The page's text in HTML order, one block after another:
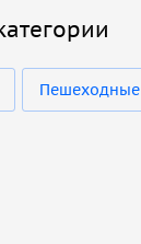
Пешеходные